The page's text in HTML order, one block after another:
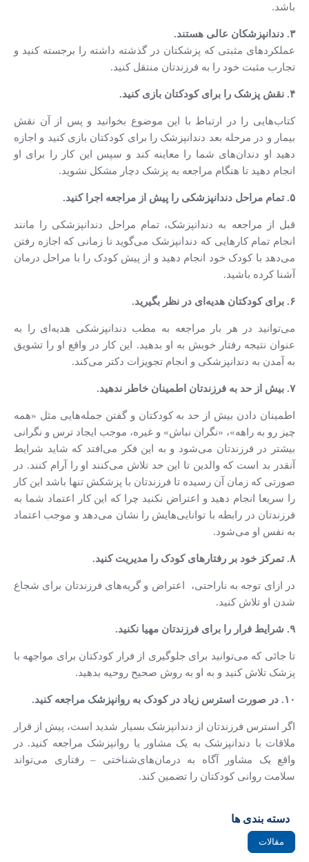
باشد.
۳. دندانپزشکان عالی هستند.
عملکردهای مثبتی که پزشکتان در گذشته داشته را برجسته کنید و
تجارب مثبت خود را به فرزندتان منتقل کنید.
۴. نقش پزشک را برای کودکتان بازی کنید.
کتاب‌هایی را در ارتباط با این موضوع بخوانید و پس از آن نقش
بیمار و در مرحله‌ بعد دندانپزشک را برای کودکتان بازی کنید و اجازه
دهید او دندان‌های شما را معاینه کند و سپس این کار را برای او
انجام دهید تا هنگام مراجعه به پزشک دچار مشکل نشوید.
۵. تمام مراحل دندانپزشکی را پیش از مراجعه اجرا کنید.
قبل از مراجعه به دندانپزشک، تمام مراحل دندانپزشکی را مانند
انجام تمام کارهایی که دندانپزشک می‌گوید تا زمانی که اجازه رفتن
می‌دهد با کودک خود انجام دهید و از پیش کودک را با مراحل درمان
آشنا کرده باشید.
۶. برای کودکتان هدیه‌ای در نظر بگیرید.
می‌توانید در هر بار مراجعه به مطب دندانپزشکی هدیه‌ای را به
عنوان نتیجه رفتار خوبش به او بدهید. این کار در واقع او را تشویق
به آمدن به دندانپزشکی و انجام تجویزات دکتر می‌کند.
۷. بیش از حد به فرزندتان اطمینان خاطر ندهید.
اطمینان دادن بیش از حد به کودکتان و گفتن جمله‌هایی مثل «همه
چیز رو به راهه»، «نگران نباش» و غیره، موجب ایجاد ترس‌ و نگرانی
بیشتر در فرزندتان می‌شود و به این فکر می‌افتد که شاید شرایط
آنقدر بد است که والدین تا این حد تلاش می‌کنند او را آرام کنند. در
صورتی که زمان آن رسیده تا فرزندتان با پزشکش تنها باشد این کار
را سریعا انجام دهید و اعتراض نکنید چرا که این کار اعتماد شما به
فرزندتان در رابطه با توانایی‌هایش را نشان می‌دهد و موجب اعتماد
به نفس او می‌شود.
۸. تمرکز خود بر رفتارهای کودک را مدیریت کنید.
در ازای توجه به ناراحتی، ‌ اعتراض و گریه‌های فرزندتان برای شجاع
شدن او تلاش کنید.
۹. شرایط فرار را برای فرزندتان مهیا نکنید.
تا جائی که می‌توانید برای جلوگیری از فرار کودکتان برای مواجهه با
پزشک تلاش کنید و به او به روش صحیح روحیه بدهید.
۱۰. در صورت استرس زیاد در کودک به روانپزشک مراجعه کنید.
اگر استرس فرزندتان از دندانپزشک بسیار شدید است، پیش از قرار
ملاقات با دندانپزشک به یک مشاور یا روانپزشک مراجعه کنید. در
واقع یک مشاور آگاه به درمان‌های‌شناختی – رفتاری می‌تواند
سلامت روانی کودکتان را تضمین کند.
دسته بندی ها
مقالات